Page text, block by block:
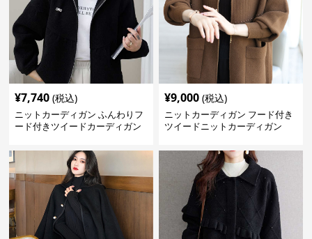
¥7,740 (税込)
ニットカーディガン ふんわりフ
ード付きツイードカーディガン
¥9,000 (税込)
ニットカーディガン フード付き
ツイードニットカーディガン